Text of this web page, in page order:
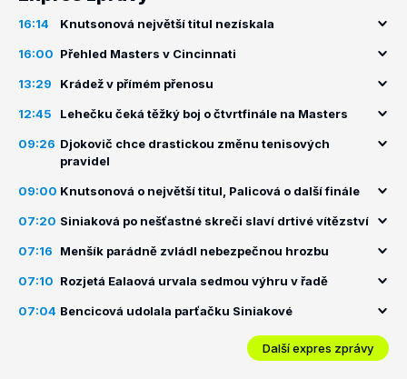
16:14 Knutsonová největší titul nezískala
16:00 Přehled Masters v Cincinnati
13:29 Krádež v přímém přenosu
12:45 Lehečku čeká těžký boj o čtvrtfinále na Masters
09:26 Djokovič chce drastickou změnu tenisových
pravidel
09:00 Knutsonová o největší titul, Palicová o další finále
07:20 Siniaková po nešťastné skreči slaví drtivé vítězství
07:16 Menšík parádně zvládl nebezpečnou hrozbu
07:10 Rozjetá Ealaová urvala sedmou výhru v řadě
07:04 Bencicová udolala parťačku Siniakové
Další expres zprávy